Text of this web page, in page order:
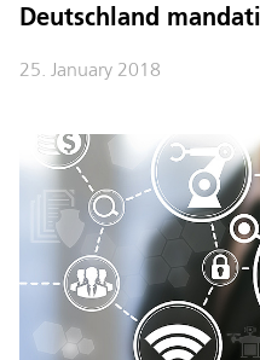
Deutschland
25. January 2018